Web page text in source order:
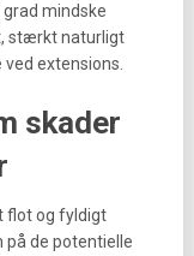
mindske
stærkt naturligt
extensions.
skader
flot og fyldigt
de potentielle